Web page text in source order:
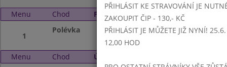
Menu Chod Pondělí 5. 4. 2021 (11:15 - 14:00)
1
Polévka NEVAŘÍ SE
Menu Chod Úterý 6. 4. 2021 (11:15 - 14:00)
PŘIHLÁSIT KE STRAVOVÁNÍ JE
ZAKOUPIT ČIP - 130,- KČ
PŘIHLÁSIT JE MŮŽETE JIŽ NYNÍ!
12,00 HOD